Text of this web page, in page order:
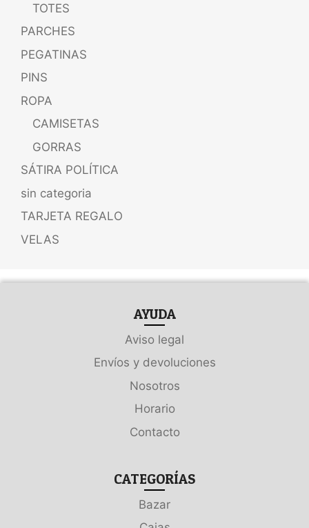
TOTES
PARCHES
PEGATINAS
PINS
ROPA
CAMISETAS
GORRAS
SÁTIRA POLÍTICA
sin categoria
TARJETA REGALO
VELAS
AYUDA
Aviso legal
Envíos y devoluciones
Nosotros
Horario
Contacto
CATEGORÍAS
Bazar